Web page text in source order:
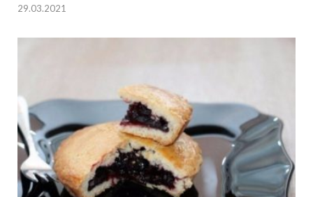
29.03.2021